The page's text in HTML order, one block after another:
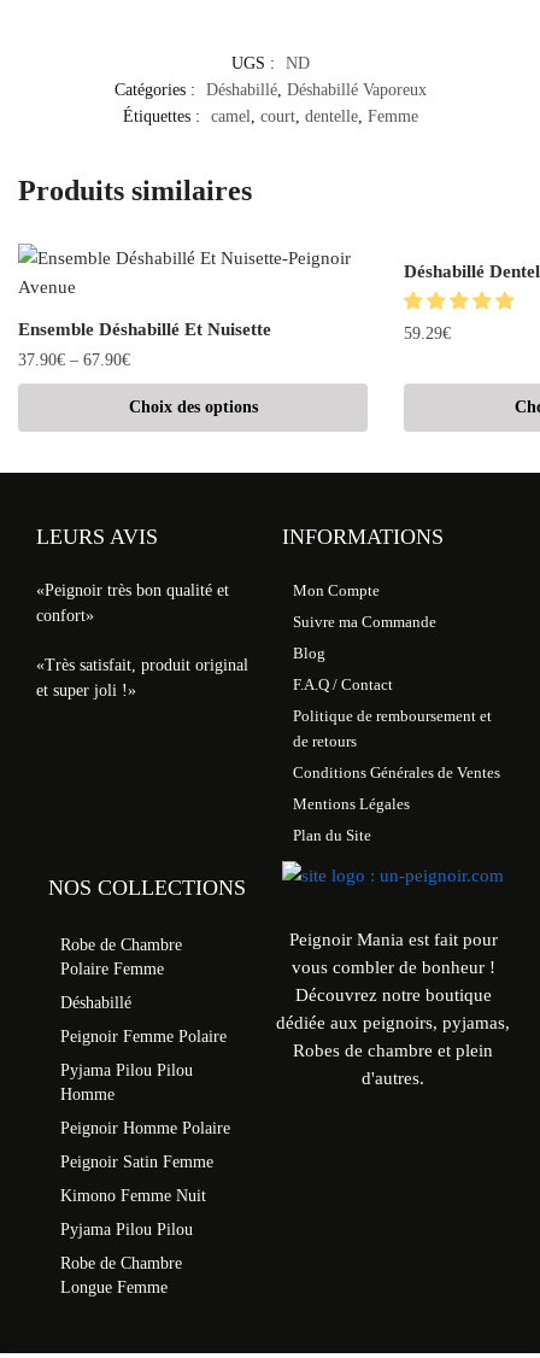
UGS :
ND
Catégories :
Déshabillé, Déshabillé Vaporeux
Étiquettes :
camel court, dentelle, Femme
Produits similaires
Ensemble Déshabillé Et Nuisette
37.90€ – 67.90€
Choix des options
Déshabillé
59.29€
LEURS AVIS
«Peignoir très bon qualité et
confort»
«Très satisfait, produit original
et super joli !»
INFORMATIONS
Mon Compte
Suivre ma Commande
Blog
F.A.Q / Contact
Politique de remboursement et
de retours
Conditions Générales de Ventes
Mentions Légales
Plan du Site
NOS COLLECTIONS
Robe de Chambre
Polaire Femme
Déshabillé
Peignoir Femme Polaire
Pyjama Pilou Pilou
Homme
Peignoir Homme Polaire
Peignoir Satin Femme
Kimono Femme Nuit
Pyjama Pilou Pilou
Robe de Chambre
Longue Femme
Peignoir Mania est fait pour
vous combler de bonheur !
Découvrez notre boutique
dédiée aux peignoirs, pyjamas,
Robes de chambre et plein
d'autres.